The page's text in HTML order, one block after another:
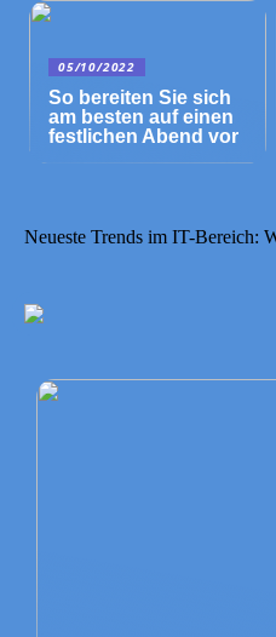
05/10/2022
So bereiten Sie sich
am besten auf einen
festlichen Abend vor
Neueste Trends im IT-Bereich: